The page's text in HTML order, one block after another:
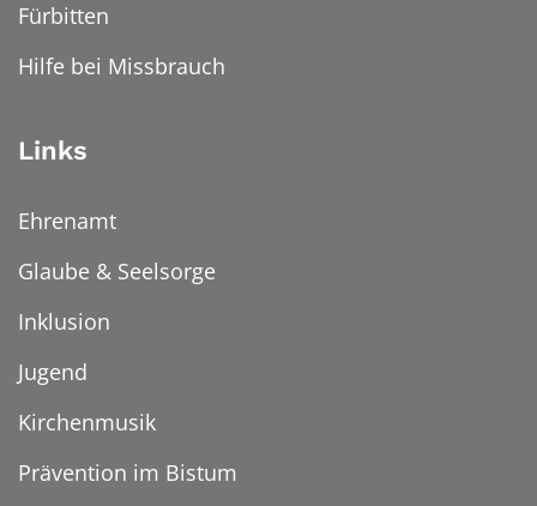
Fürbitten
Hilfe bei Missbrauch
Links
Ehrenamt
Glaube & Seelsorge
Inklusion
Jugend
Kirchenmusik
Prävention im Bistum